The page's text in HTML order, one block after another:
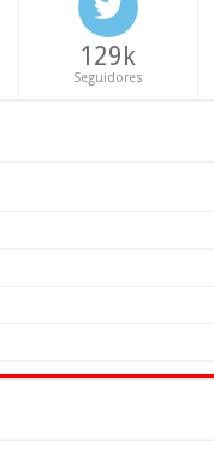
129k
Seguidores